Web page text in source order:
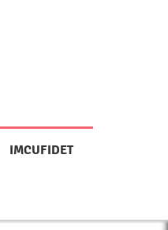
IMCUFIDET